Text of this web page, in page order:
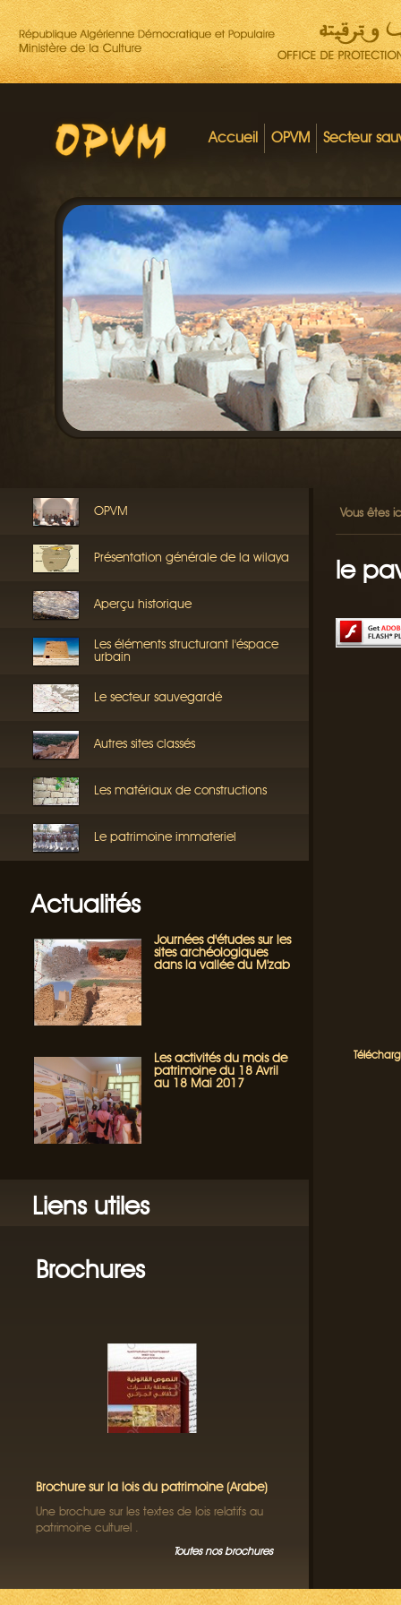
Accueil OPVM Secteur
OPVM
Présentation générale de la wilaya
Aperçu historique
Les éléments structurant l'éspace
urbain
Le secteur sauvegardé
Autres sites classés
Les matériaux de constructions
Le patrimoine immateriel
Actualités
Journées d'études sur les
sites archéologiques
dans la vallée du M'zab
Les activités du mois de
patrimoine du 18 Avril
au 18 Mai 2017
Liens utiles
Brochures
Brochure sur la lois du patrimoine (Arabe)
Une brochure sur les textes de lois relatifs au
patrimoine culturel .
Toutes nos brochures
Vous êtes
le